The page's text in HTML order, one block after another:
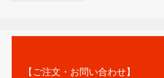
【ご注文・お問い合わせ】